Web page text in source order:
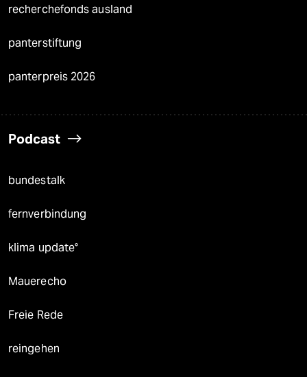
recherchefonds ausland
panterstiftung
panterpreis 2026
Podcast
bundestalk
fernverbindung
klima update°
Mauerecho
Freie Rede
reingehen